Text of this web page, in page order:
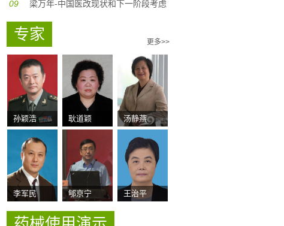
09 梁万年-中国医改现状和下一阶段考虑
专家 更多>>
孙颖浩 耿道颖 汤静燕
李军民 郇京宁 王治平